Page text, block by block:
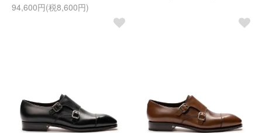
94,600円(税8,600円)